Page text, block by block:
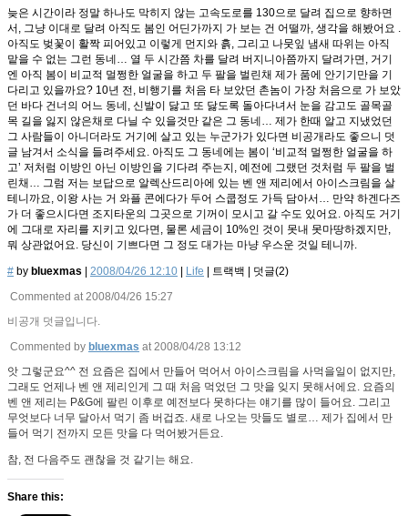
늦은 시간이라 정말 하나도 막히지 않는 고속도로를 130으로 달려 집으로 향하면
서, 그냥 이대로 달려 아직도 봄인 어딘가까지 가 보는 건 어떨까, 생각을 해봤어요 .
아직도 벚꽃이 활짝 피어있고 이렇게 먼지와 흙, 그리고 나뭇잎 냄새 따위는 아직
맡을 수 없는 그런 동네… 열 두 시간쯤 차를 달려 버지니아쯤까지 달려가면, 거기
엔 아직 봄이 비교적 멀쩡한 얼굴을 하고 두 팔을 벌린채 제가 품에 안기기만을 기
다리고 있을까요? 10년 전, 비행기를 처음 타 보았던 촌놈이 가장 처음으로 가 보았
던 바다 건너의 어느 동네, 신발이 닳고 또 닳도록 돌아다녀서 눈을 감고도 골목골
목 길을 잃지 않은채로 다닐 수 있을것만 같은 그 동네… 제가 한때 알고 지냈었던
그 사람들이 아니더라도 거기에 살고 있는 누군가가 있다면 비공개라도 좋으니 덧
글 남겨서 소식을 들려주세요. 아직도 그 동네에는 봄이 ‘비교적 멀쩡한 얼굴을 하
고’ 저처럼 이방인 아닌 이방인을 기다려 주는지, 예전에 그랬던 것처럼 두 팔을 벌
린채… 그럼 저는 보답으로 알렉산드리아에 있는 벤 앤 제리에서 아이스크림을 살
테니까요, 이왕 사는 거 와플 콘에다가 두어 스쿱정도 가득 담아서… 만약 하겐다즈
가 더 좋으시다면 조지타운의 그곳으로 기꺼이 모시고 갈 수도 있어요. 아직도 거기
에 그대로 자리를 지키고 있다면, 물론 세금이 10%인 것이 못내 못마땅하겠지만,
뭐 상관없어요. 당신이 기쁘다면 그 정도 대가는 마냥 우스운 것일 테니까.
# by bluexmas 2008/04/26 12:10 Life 트랙백 덧글(2)
Commented at 2008/04/26 15:27
비공개 덧글입니다.
Commented by bluexmas at 2008/04/28 13:12
앗 그렇군요^^ 전 요즘은 집에서 만들어 먹어서 아이스크림을 사먹을일이 없지만,
그래도 언제나 벤 앤 제리인게 그 때 처음 먹었던 그 맛을 잊지 못해서에요. 요즘의
벤 앤 제리는 P&G에 팔린 이후로 예전보다 못하다는 얘기를 많이 들어요. 그리고
무엇보다 너무 달아서 먹기 좀 버겁죠. 새로 나오는 맛들도 별로… 제가 집에서 만
들어 먹기 전까지 모든 맛을 다 먹어봤거든요.
참, 전 다음주도 괜찮을 것 같기는 해요.
Share this: